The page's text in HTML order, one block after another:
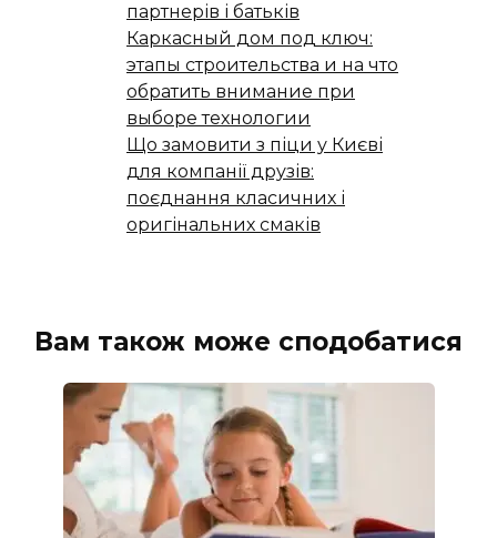
партнерів і батьків
Каркасный дом под ключ:
этапы строительства и на что
обратить внимание при
выборе технологии
Що замовити з піци у Києві
для компанії друзів:
поєднання класичних і
оригінальних смаків
Вам також може сподобатися